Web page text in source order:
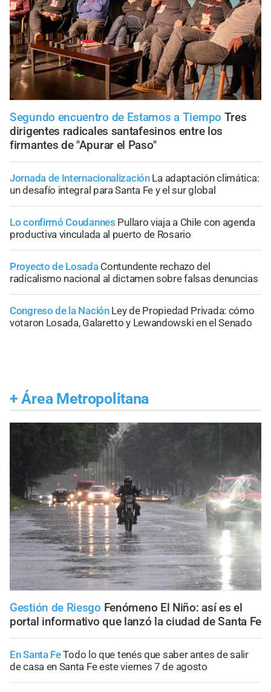
Segundo encuentro de Estamos a Tiempo Tres
dirigentes radicales santafesinos entre los
firmantes de "Apurar el Paso"
Jornada de Internacionalización La adaptación climática:
un desafío integral para Santa Fe y el sur global
Lo confirmó Coudannes Pullaro viaja a Chile con agenda
productiva vinculada al puerto de Rosario
Proyecto de Losada Contundente rechazo del
radicalismo nacional al dictamen sobre falsas denuncias
Congreso de la Nación Ley de Propiedad Privada: cómo
votaron Losada, Galaretto y Lewandowski en el Senado
+ Área Metropolitana
Gestión de Riesgo Fenómeno El Niño: así es el
portal informativo que lanzó la ciudad de Santa Fe
En Santa FeTodo lo que tenés que saber antes de salir
de casa en Santa Fe este viernes 7 de agosto